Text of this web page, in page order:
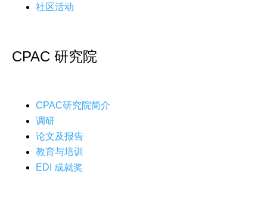
社区活动
CPAC 研究院
CPAC研究院简介
调研
论文及报告
教育与培训
EDI 成就奖